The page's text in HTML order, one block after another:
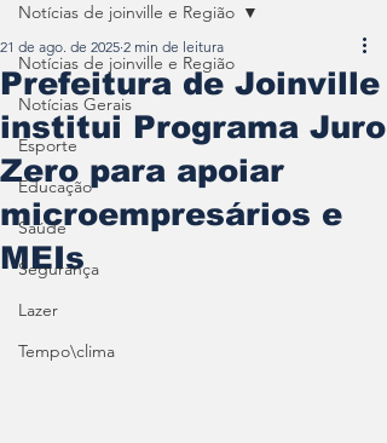
Notícias de joinville e Região
Notícias Gerais
Esporte
Educação
Saúde
Segurança
Lazer
Tempo\clima
Notícias de joinville e Região
Prefeitura de Joinville
institui Programa Juro
Zero para apoiar
microempresários e
MEIs
21 de ago. de 2025 2 min de leitura